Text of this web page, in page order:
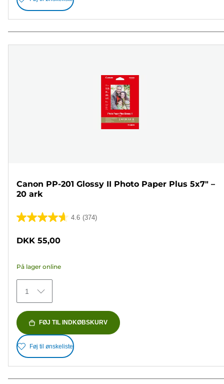
Canon PP-201 Glossy II Photo Paper Plus 5x7" –
20 ark
4.6 (374)
4.6
stjerner.
374
anmeldelser
DKK 55,00
På lager online
1
FØJ TIL INDKØBSKURV
Føj til ønskeliste